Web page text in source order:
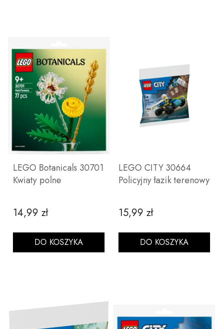
LEGO Botanicals 30701
Kwiaty polne
Cena
14,99 zł
DO KOSZYKA
LEGO CITY 30664
Policyjny łazik terenowy
Cena
15,99 zł
DO KOSZYKA